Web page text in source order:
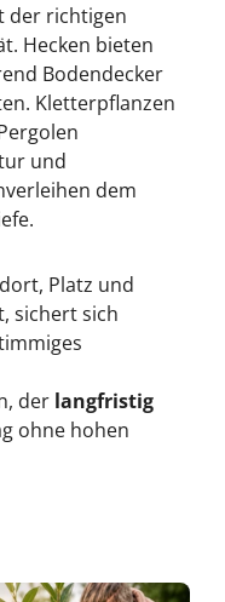
der richtigen
Hecken bieten
Bodendecker
Kletterpflanzen
und
verleihen dem
Platz und
sichert sich
der langfristig
ohne hohen